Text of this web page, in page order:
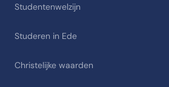
Studentenwelzijn
Studeren in Ede
Christelijke waarden